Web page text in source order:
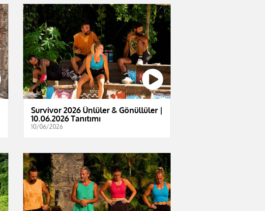
Survivor 2026 Ünlüler & Gönüllüler |
10.06.2026 Tanıtımı
10/06/2026